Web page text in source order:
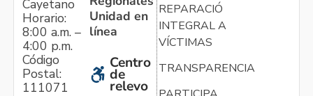
Cayetano
Horario:
8:00 a.m. –
4:00 p.m.
Código
Postal:
111071
Unidad en
línea
Centro
de
relevo
REPARACIÓN
INTEGRAL A
VÍCTIMAS
TRANSPARENCIA